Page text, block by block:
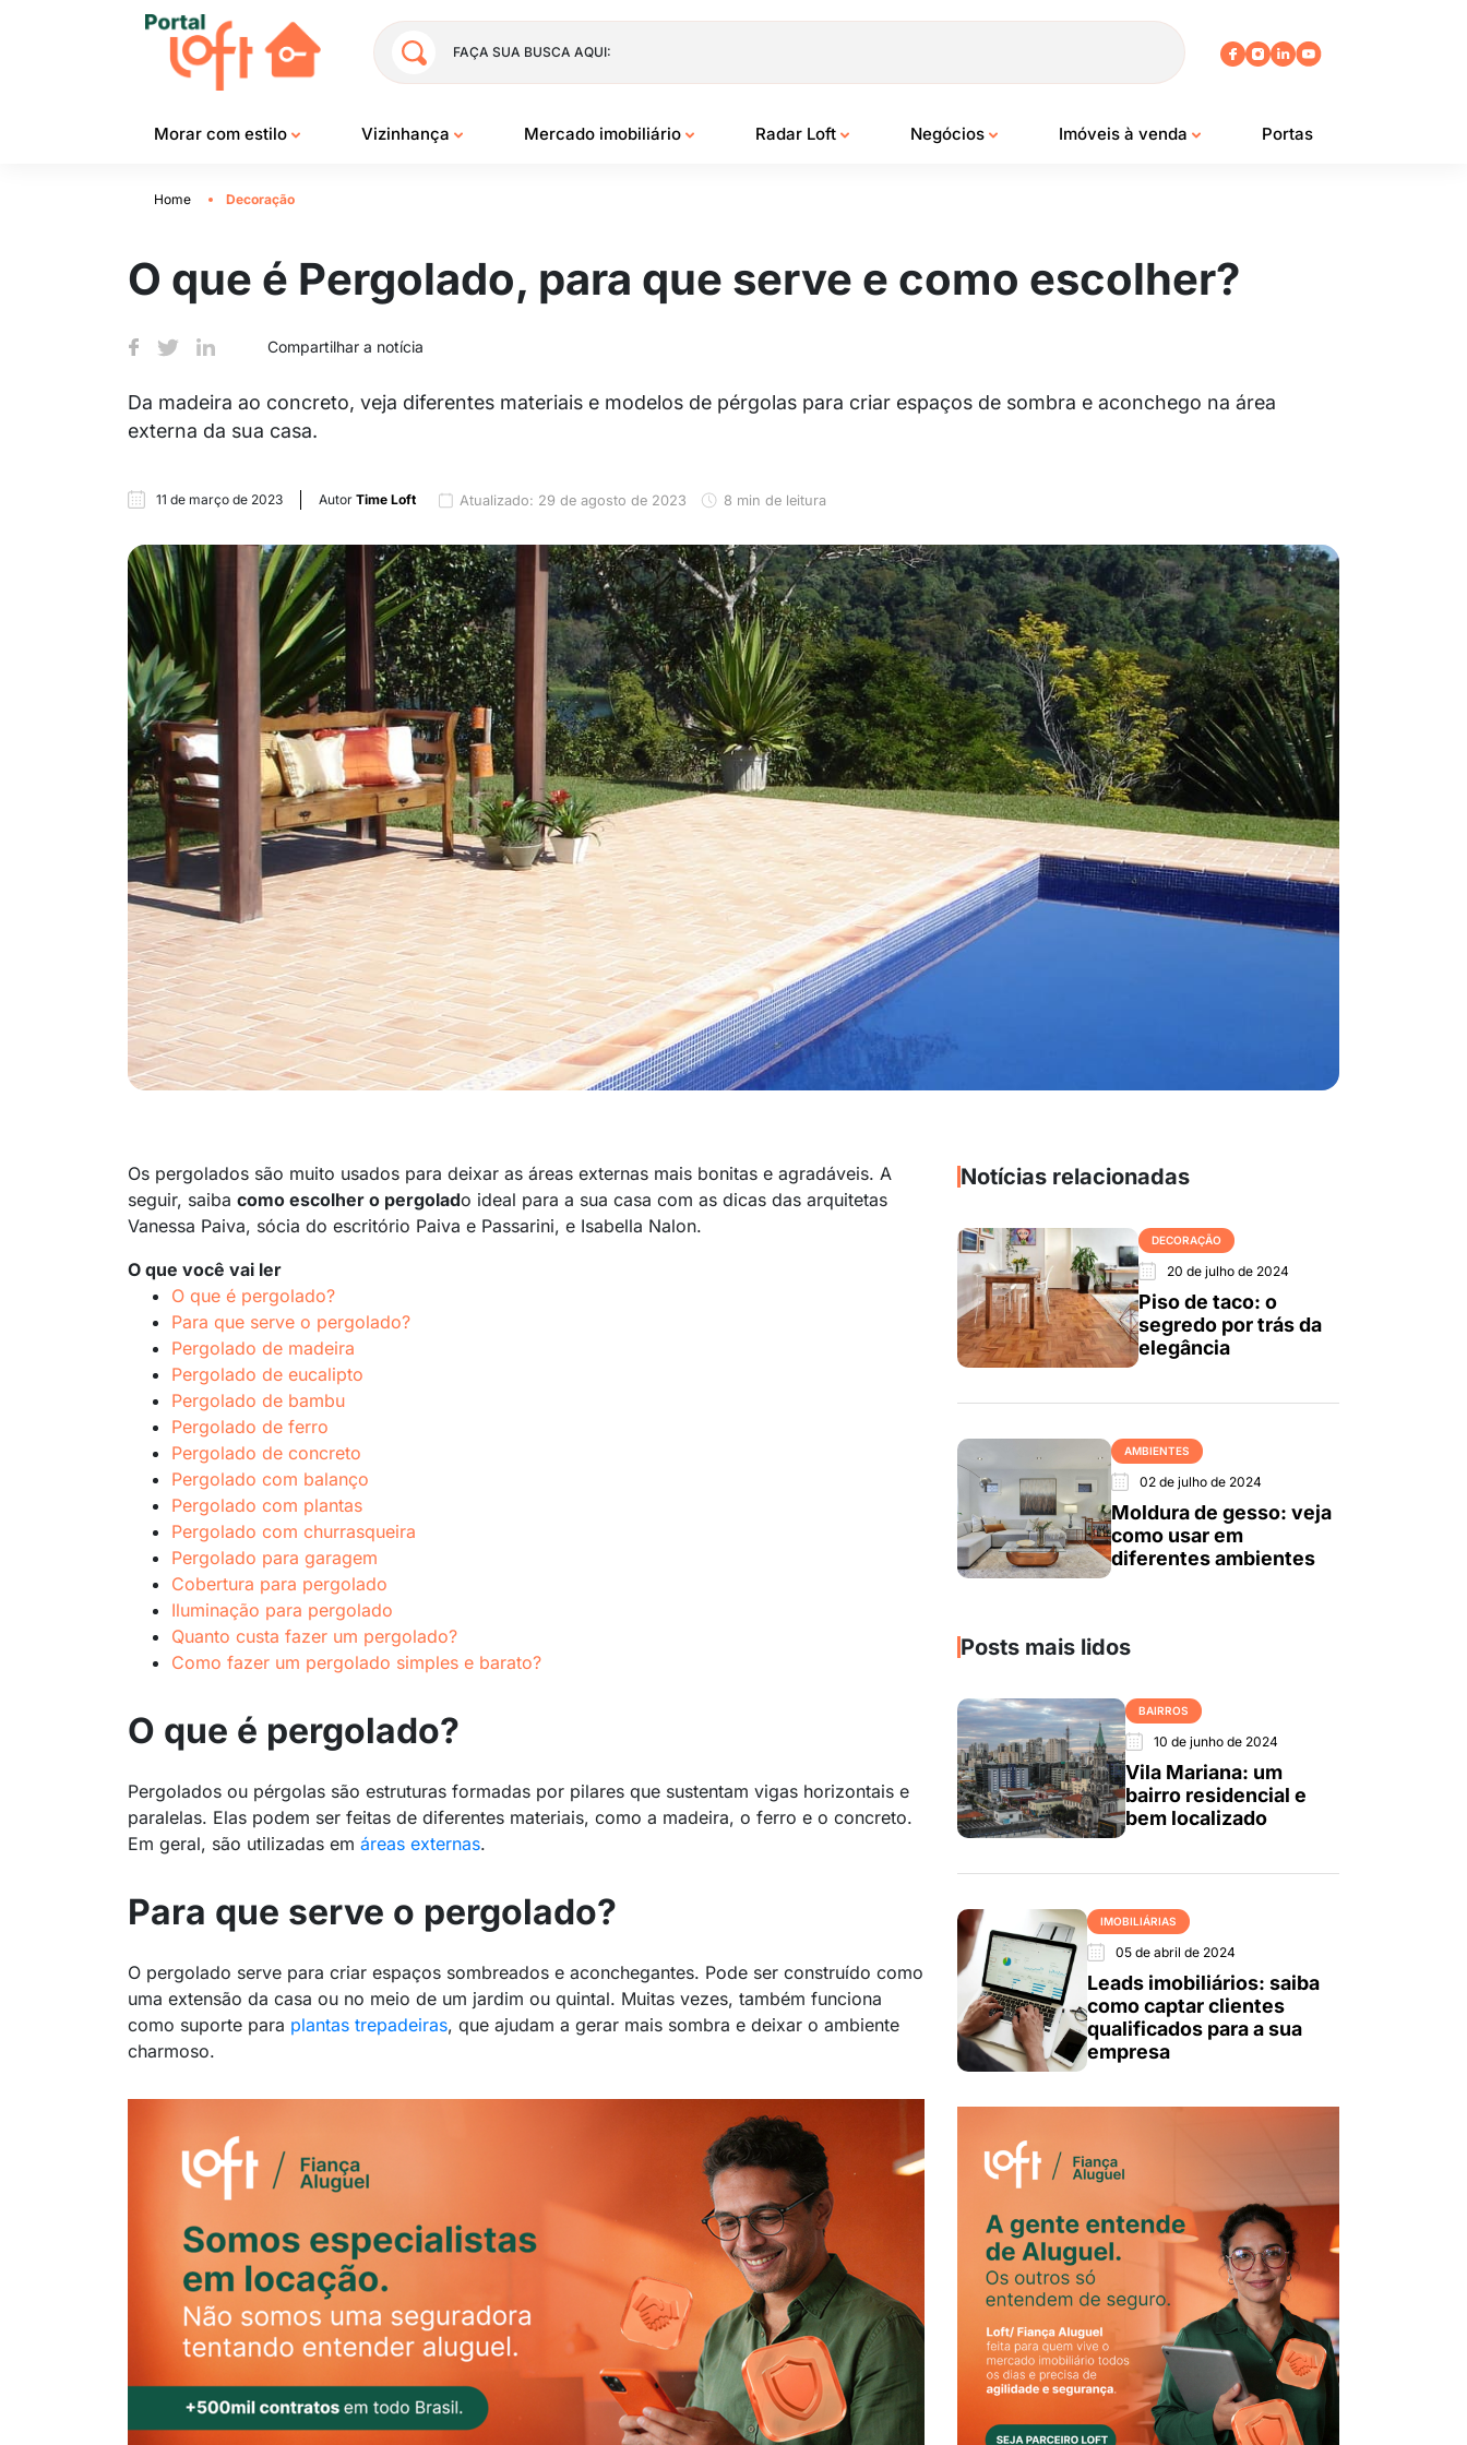
FAÇA SUA BUSCA AQUI:
Morar com estilo Vizinhança Mercado imobiliário Radar Loft Negócios Imóveis à venda Portas
Home Decoração
O que é Pergolado, para que serve e como escolher?
Compartilhar a notícia
Da madeira ao concreto, veja diferentes materiais e modelos de pérgolas para criar espaços de sombra e aconchego na área
externa da sua casa.
11 de março de 2023 Autor Time Loft Atualizado: 29 de agosto de 2023 8 min de leitura
Os pergolados são muito usados para deixar as áreas externas mais bonitas e agradáveis. A
seguir, saiba como escolher o pergolado ideal para a sua casa com as dicas das arquitetas
Vanessa Paiva, sócia do escritório Paiva e Passarini, e Isabella Nalon.
O que você vai ler
O que é pergolado?
Para que serve o pergolado?
Pergolado de madeira
Pergolado de eucalipto
Pergolado de bambu
Pergolado de ferro
Pergolado de concreto
Pergolado com balanço
Pergolado com plantas
Pergolado com churrasqueira
Pergolado para garagem
Cobertura para pergolado
Iluminação para pergolado
Quanto custa fazer um pergolado?
Como fazer um pergolado simples e barato?
O que é pergolado?
Pergolados ou pérgolas são estruturas formadas por pilares que sustentam vigas horizontais e
paralelas. Elas podem ser feitas de diferentes materiais, como a madeira, o ferro e o concreto.
Em geral, são utilizadas em áreas externas.
Para que serve o pergolado?
O pergolado serve para criar espaços sombreados e aconchegantes. Pode ser construído como
uma extensão da casa ou no meio de um jardim ou quintal. Muitas vezes, também funciona
como suporte para plantas trepadeiras, que ajudam a gerar mais sombra e deixar o ambiente
charmoso.
Notícias relacionadas
DECORAÇÃO
20 de julho de 2024
Piso de taco: o
segredo por trás da
elegância
AMBIENTES
02 de julho de 2024
Moldura de gesso: veja
como usar em
diferentes ambientes
Posts mais lidos
BAIRROS
10 de junho de 2024
Vila Mariana: um
bairro residencial e
bem localizado
IMOBILIÁRIAS
05 de abril de 2024
Leads imobiliários: saiba
como captar clientes
qualificados para a sua
empresa